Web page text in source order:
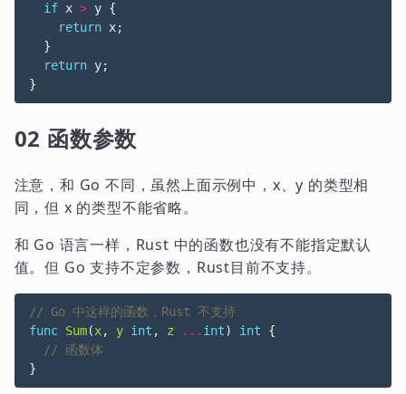
if x > y {
return x;
}
return y;
}
02 函数参数
注意，和 Go 不同，虽然上面示例中，x、y 的类型相
同，但 x 的类型不能省略。
和 Go 语言一样，Rust 中的函数也没有不能指定默认
值。但 Go 支持不定参数，Rust目前不支持。
func Sum(x, y int , z ... int) int
{
}